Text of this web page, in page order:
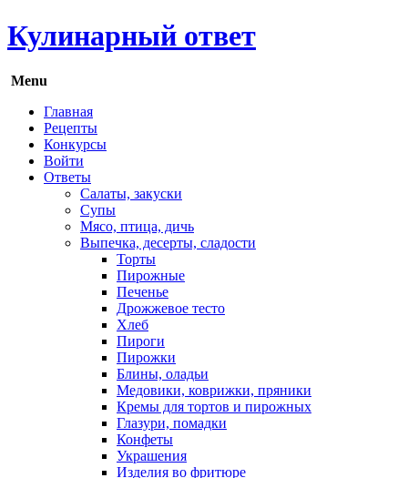
Кулинарный ответ
Menu
Главная
Рецепты
Конкурсы
Войти
Ответы
Салаты, закуски
Супы
Мясо, птица, дичь
Выпечка, десерты, сладости
Торты
Пирожные
Печенье
Дрожжевое тесто
Хлеб
Пироги
Пирожки
Блины, оладьи
Медовики, коврижки, пряники
Кремы для тортов и пирожных
Глазури, помадки
Конфеты
Украшения
Изделия во фритюре